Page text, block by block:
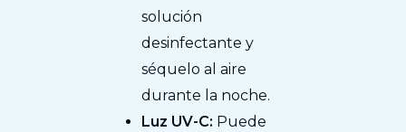
solución
desinfectante y
séquelo al aire
durante la noche.
Luz UV-C: Puede